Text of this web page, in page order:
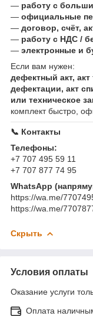
— работу с
— официальные
— договор, счёт,
— работу с НДС /
— электронные и
Если вам нужен:
дефектный акт, акт
дефектации, акт
или техническое
комплект быстро,
📞 Контакты
Телефоны:
+7 707 495 59 11
+7 707 877 74 95
WhatsApp
https://wa.me/
https://wa.me/
Скрыть
Условия оплаты
Оказание услуги
Оплата